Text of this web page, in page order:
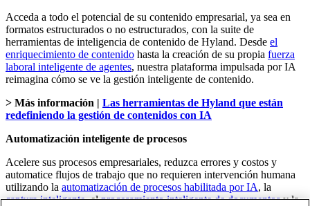
Acceda a todo el potencial de su contenido empresarial, ya sea en
formatos estructurados o no estructurados, con la suite de
herramientas de inteligencia de contenido de Hyland. Desde el
enriquecimiento de contenido hasta la creación de su propia fuerza
laboral inteligente de agentes, nuestra plataforma impulsada por IA
reimagina cómo se ve la gestión inteligente de contenido.
> Más información | Las herramientas de Hyland que están
redefiniendo la gestión de contenidos con IA
Automatización inteligente de procesos
Acelere sus procesos empresariales, reduzca errores y costos y
automatice flujos de trabajo que no requieren intervención humana
utilizando la automatización de procesos habilitada por IA, la
captura inteligente, elprocesamiento inteligente de documentosy la